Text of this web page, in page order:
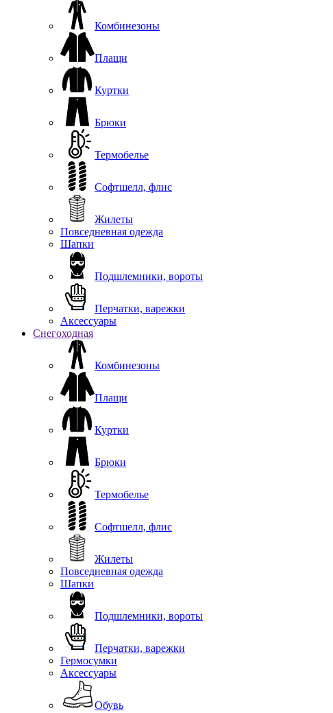
Комбинезоны
Плащи
Куртки
Брюки
Термобелье
Софтшелл, флис
Жилеты
Повседневная одежда
Шапки
Подшлемники, вороты
Перчатки, варежки
Аксессуары
Снегоходная
Комбинезоны
Плащи
Куртки
Брюки
Термобелье
Софтшелл, флис
Жилеты
Повседневная одежда
Шапки
Подшлемники, вороты
Перчатки, варежки
Гермосумки
Аксессуары
Обувь